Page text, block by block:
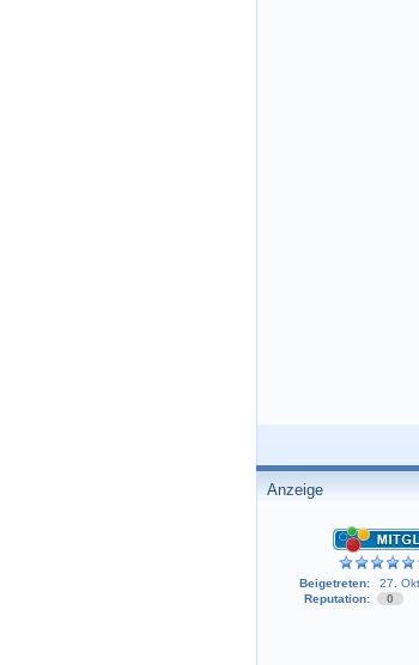
Anzeige
Beigetreten:
27.
Reputation:
0